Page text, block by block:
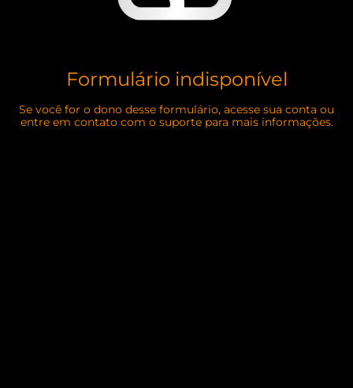
Formulário indisponível
Se você for o dono desse formulário, acesse sua conta ou
entre em contato com o suporte para mais informações.